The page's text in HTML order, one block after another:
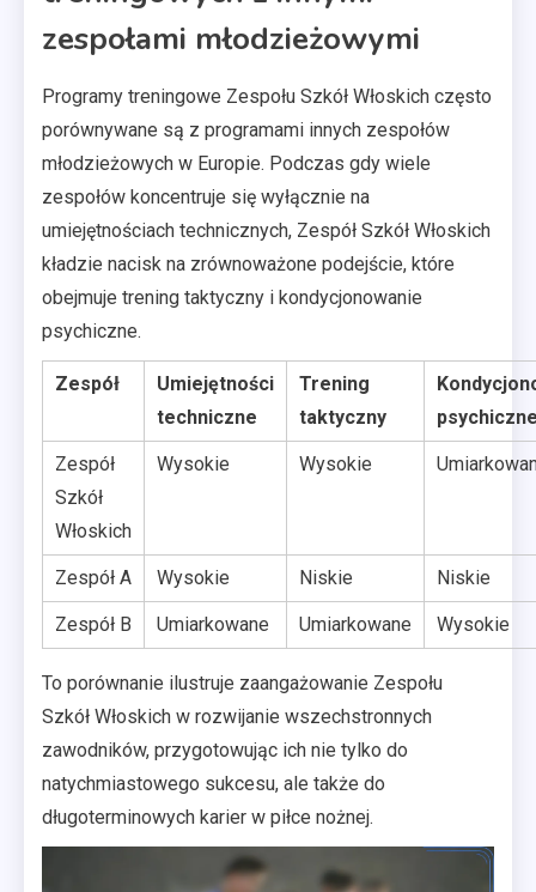
zespołami młodzieżowymi
Programy treningowe Zespołu Szkół Włoskich często
porównywane są z programami innych zespołów
młodzieżowych w Europie. Podczas gdy wiele
zespołów koncentruje się wyłącznie na
umiejętnościach technicznych, Zespół Szkół Włoskich
kładzie nacisk na zrównoważone podejście, które
obejmuje trening taktyczny i kondycjonowanie
psychiczne.
Zespół
Umiejętności
techniczne
Trening
taktyczny
Zespół
Szkół
Włoskich
Wysokie Wysokie
Zespół A Wysokie Niskie Niskie
Zespół B Umiarkowane Umiarkowane Wysokie
To porównanie ilustruje zaangażowanie Zespołu
Szkół Włoskich w rozwijanie wszechstronnych
zawodników, przygotowując ich nie tylko do
natychmiastowego sukcesu, ale także do
długoterminowych karier w piłce nożnej.